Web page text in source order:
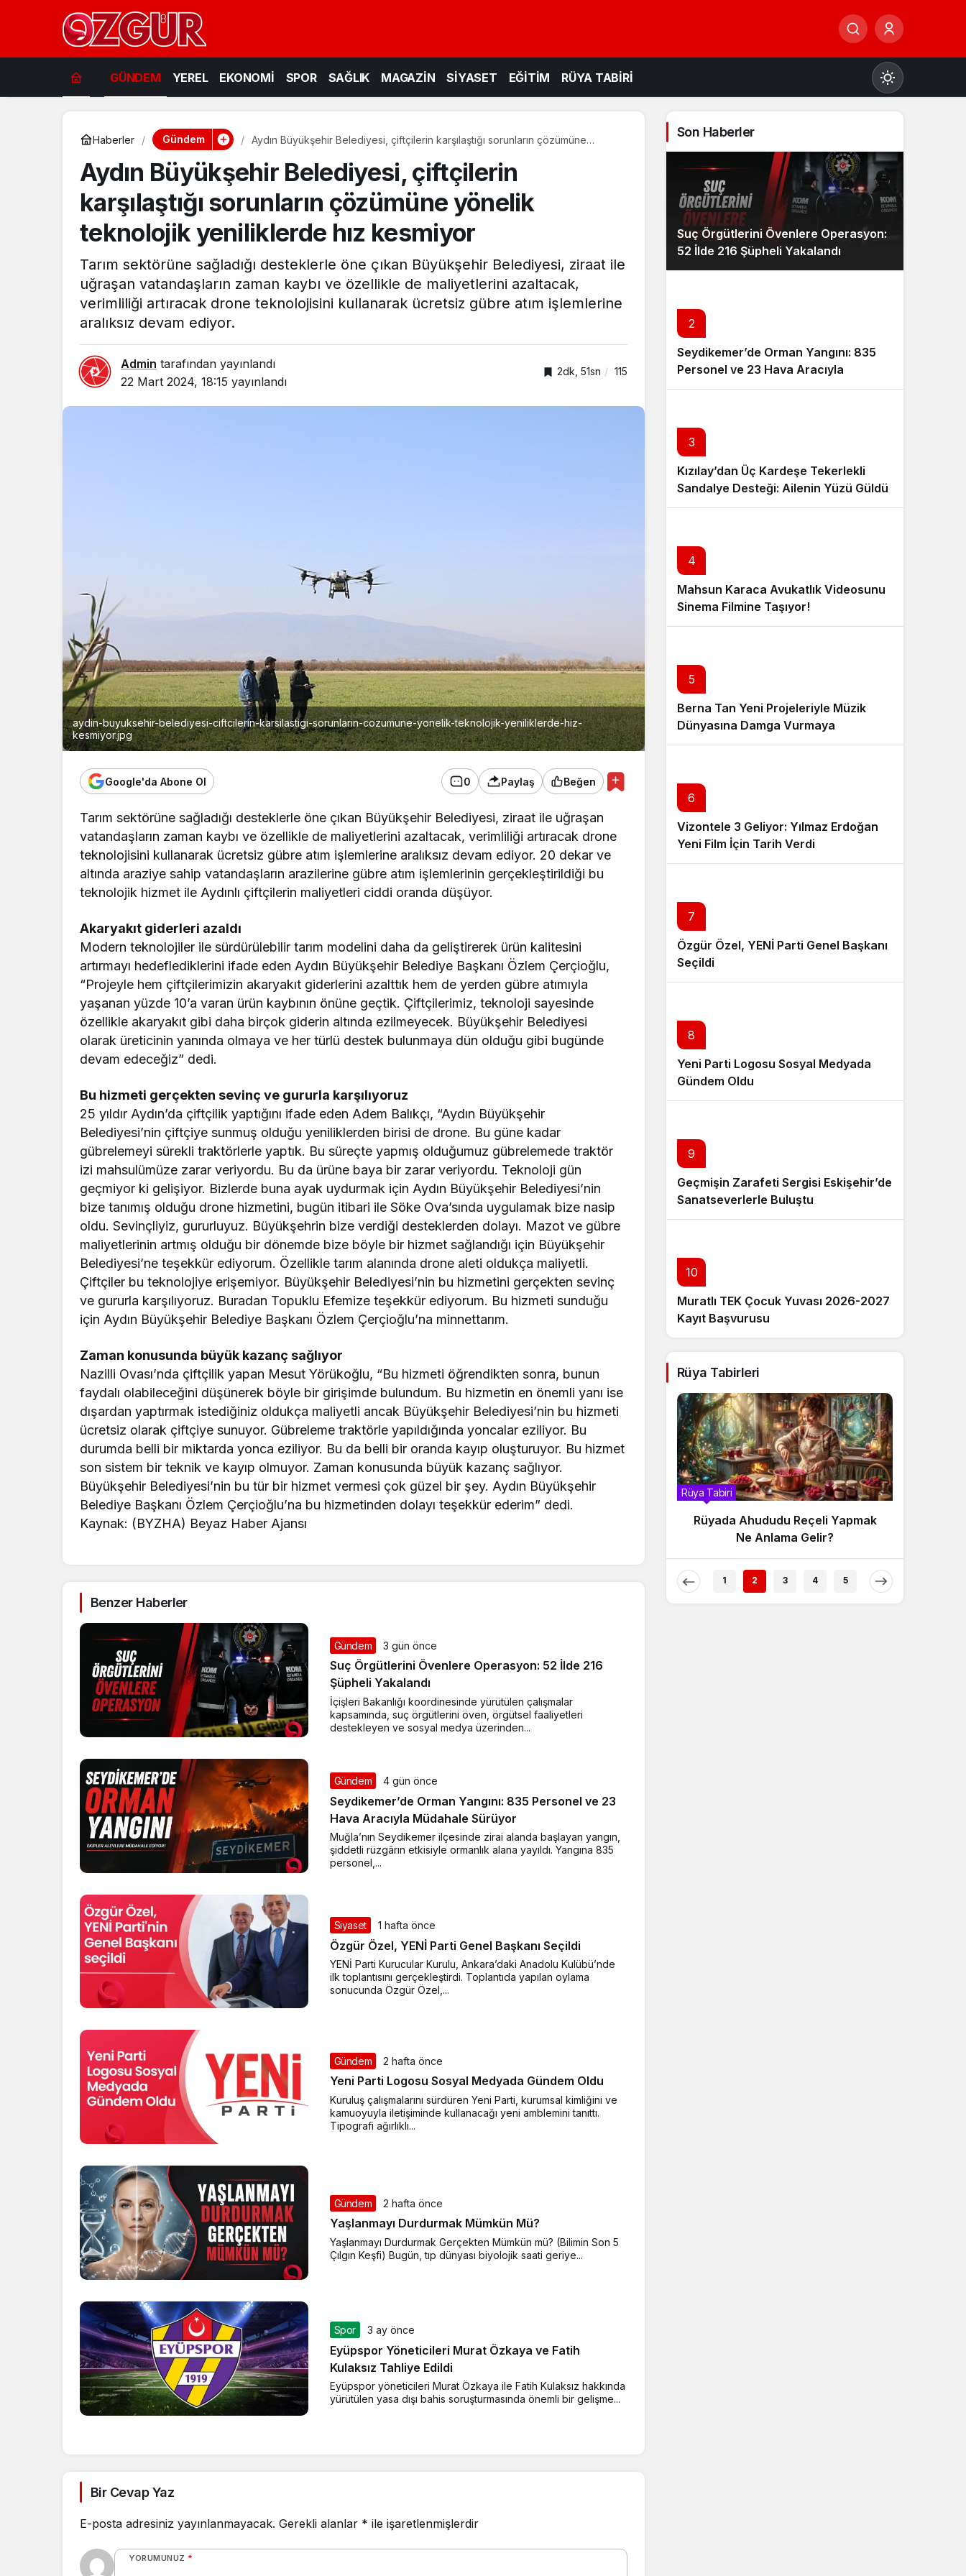
GÜNDEM YEREL EKONOMİ SPOR SAĞLIK MAGAZİN SİYASET EĞİTİM RÜYA TABİRİ
Gündüz Modu
Gündüz modunu seçin.
Gece Modu
Haberler Gündem
Aydın Büyükşehir Belediyesi, çiftçilerin karşılaştığı sorunların çözümüne
Aydın Büyükşehir Belediyesi, çiftçilerin
karşılaştığı sorunların çözümüne yönelik
teknolojik yeniliklerde hız kesmiyor
Tarım sektörüne sağladığı desteklerle öne çıkan Büyükşehir Belediyesi, ziraat ile
uğraşan vatandaşların zaman kaybı ve özellikle de maliyetlerini azaltacak,
verimliliği artıracak drone teknolojisini kullanarak ücretsiz gübre atım işlemlerine
aralıksız devam ediyor.
Admin tarafından yayınlandı
22 Mart 2024, 18:15 yayınlandı
2dk, 51sn 115
aydin-buyuksehir-belediyesi-ciftcilerin-karsilastigi-sorunlarin-cozumune-yonelik-teknolojik-yeniliklerde-hiz-
kesmiyor.jpg
Google'da Abone Ol 0 Paylaş Beğen
Tarım sektörüne sağladığı desteklerle öne çıkan Büyükşehir Belediyesi, ziraat ile uğraşan
vatandaşların zaman kaybı ve özellikle de maliyetlerini azaltacak, verimliliği artıracak drone
teknolojisini kullanarak ücretsiz gübre atım işlemlerine aralıksız devam ediyor. 20 dekar ve
altında araziye sahip vatandaşların arazilerine gübre atım işlemlerinin gerçekleştirildiği bu
teknolojik hizmet ile Aydınlı çiftçilerin maliyetleri ciddi oranda düşüyor.
Akaryakıt giderleri azaldı
Modern teknolojiler ile sürdürülebilir tarım modelini daha da geliştirerek ürün kalitesini
artırmayı hedeflediklerini ifade eden Aydın Büyükşehir Belediye Başkanı Özlem Çerçioğlu,
“Projeyle hem çiftçilerimizin akaryakıt giderlerini azalttık hem de yerden gübre atımıyla
yaşanan yüzde 10’a varan ürün kaybının önüne geçtik. Çiftçilerimiz, teknoloji sayesinde
özellikle akaryakıt gibi daha birçok giderin altında ezilmeyecek. Büyükşehir Belediyesi
olarak üreticinin yanında olmaya ve her türlü destek bulunmaya dün olduğu gibi bugünde
devam edeceğiz” dedi.
Bu hizmeti gerçekten sevinç ve gururla karşılıyoruz
25 yıldır Aydın’da çiftçilik yaptığını ifade eden Adem Balıkçı, “Aydın Büyükşehir
Belediyesi’nin çiftçiye sunmuş olduğu yeniliklerden birisi de drone. Bu güne kadar
gübrelemeyi sürekli traktörlerle yaptık. Bu süreçte yapmış olduğumuz gübrelemede traktör
izi mahsulümüze zarar veriyordu. Bu da ürüne baya bir zarar veriyordu. Teknoloji gün
geçmiyor ki gelişiyor. Bizlerde buna ayak uydurmak için Aydın Büyükşehir Belediyesi’nin
bize tanımış olduğu drone hizmetini, bugün itibari ile Söke Ova’sında uygulamak bize nasip
oldu. Sevinçliyiz, gururluyuz. Büyükşehrin bize verdiği desteklerden dolayı. Mazot ve gübre
maliyetlerinin artmış olduğu bir dönemde bize böyle bir hizmet sağlandığı için Büyükşehir
Belediyesi’ne teşekkür ediyorum. Özellikle tarım alanında drone aleti oldukça maliyetli.
Çiftçiler bu teknolojiye erişemiyor. Büyükşehir Belediyesi’nin bu hizmetini gerçekten sevinç
ve gururla karşılıyoruz. Buradan Topuklu Efemize teşekkür ediyorum. Bu hizmeti sunduğu
için Aydın Büyükşehir Belediye Başkanı Özlem Çerçioğlu’na minnettarım.
Zaman konusunda büyük kazanç sağlıyor
Nazilli Ovası’nda çiftçilik yapan Mesut Yörükoğlu, “Bu hizmeti öğrendikten sonra, bunun
faydalı olabileceğini düşünerek böyle bir girişimde bulundum. Bu hizmetin en önemli yanı ise
dışardan yaptırmak istediğiniz oldukça maliyetli ancak Büyükşehir Belediyesi’nin bu hizmeti
ücretsiz olarak çiftçiye sunuyor. Gübreleme traktörle yapıldığında yoncalar eziliyor. Bu
durumda belli bir miktarda yonca eziliyor. Bu da belli bir oranda kayıp oluşturuyor. Bu hizmet
son sistem bir teknik ve kayıp olmuyor. Zaman konusunda büyük kazanç sağlıyor.
Büyükşehir Belediyesi’nin bu tür bir hizmet vermesi çok güzel bir şey. Aydın Büyükşehir
Belediye Başkanı Özlem Çerçioğlu’na bu hizmetinden dolayı teşekkür ederim” dedi.
Kaynak: (BYZHA) Beyaz Haber Ajansı
Benzer Haberler
Gündem 3 gün önce
Suç Örgütlerini Övenlere Operasyon: 52 İlde 216
Şüpheli Yakalandı
İçişleri Bakanlığı koordinesinde yürütülen çalışmalar
kapsamında, suç örgütlerini öven, örgütsel faaliyetleri
destekleyen ve sosyal medya üzerinden...
Gündem 4 gün önce
Seydikemer’de Orman Yangını: 835 Personel ve 23
Hava Aracıyla Müdahale Sürüyor
Muğla’nın Seydikemer ilçesinde zirai alanda başlayan yangın,
şiddetli rüzgârın etkisiyle ormanlık alana yayıldı. Yangına 835
personel,...
Siyaset 1 hafta önce
Özgür Özel, YENİ Parti Genel Başkanı Seçildi
YENİ Parti Kurucular Kurulu, Ankara’daki Anadolu Kulübü’nde
ilk toplantısını gerçekleştirdi. Toplantıda yapılan oylama
sonucunda Özgür Özel,...
Gündem 2 hafta önce
Yeni Parti Logosu Sosyal Medyada Gündem Oldu
Kuruluş çalışmalarını sürdüren Yeni Parti, kurumsal kimliğini ve
kamuoyuyla iletişiminde kullanacağı yeni amblemini tanıttı.
Tipografi ağırlıklı...
Gündem 2 hafta önce
Yaşlanmayı Durdurmak Mümkün Mü?
Yaşlanmayı Durdurmak Gerçekten Mümkün mü? (Bilimin Son 5
Çılgın Keşfi) Bugün, tıp dünyası biyolojik saati geriye...
Spor 3 ay önce
Eyüpspor Yöneticileri Murat Özkaya ve Fatih
Kulaksız Tahliye Edildi
Eyüpspor yöneticileri Murat Özkaya ile Fatih Kulaksız hakkında
yürütülen yasa dışı bahis soruşturmasında önemli bir gelişme...
Bir Cevap Yaz
E-posta adresiniz yayınlanmayacak. Gerekli alanlar * ile işaretlenmişlerdir
YORUMUNUZ *
Son Haberler
Suç Örgütlerini Övenlere Operasyon:
52 İlde 216 Şüpheli Yakalandı
2
Seydikemer’de Orman Yangını: 835
Personel ve 23 Hava Aracıyla
Müdahale Sürüyor
3
Kızılay’dan Üç Kardeşe Tekerlekli
Sandalye Desteği: Ailenin Yüzü Güldü
4
Mahsun Karaca Avukatlık Videosunu
Sinema Filmine Taşıyor!
5
Berna Tan Yeni Projeleriyle Müzik
Dünyasına Damga Vurmaya
Hazırlanıyor
6
Vizontele 3 Geliyor: Yılmaz Erdoğan
Yeni Film İçin Tarih Verdi
7
Özgür Özel, YENİ Parti Genel Başkanı
Seçildi
8
Yeni Parti Logosu Sosyal Medyada
Gündem Oldu
9
Geçmişin Zarafeti Sergisi Eskişehir’de
Sanatseverlerle Buluştu
10
Muratlı TEK Çocuk Yuvası 2026-2027
Kayıt Başvurusu
Rüya Tabirleri
Rüya Tabiri
Rüyada Ahududu Reçeli Yapmak
Ne Anlama Gelir?
Rüya Tabiri
Rüyada Ahududu
1 2 3 4 5